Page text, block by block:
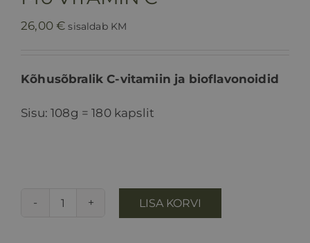
26,00€ sisaldab KM
Kõhusõbralik C-vitamiin ja bioflavonoidid
Sisu: 108g = 180 kapslit
Pro
LISA KORVI